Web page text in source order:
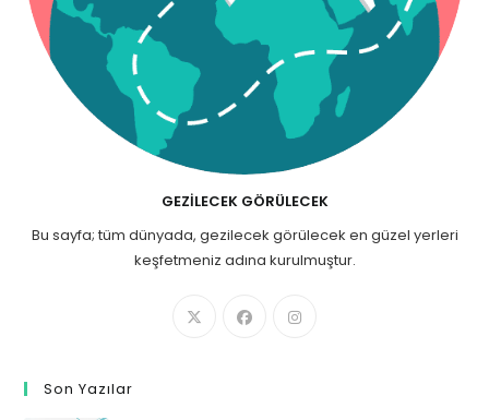
GEZILECEK GÖRÜLECEK
Bu sayfa; tüm dünyada, gezilecek görülecek en güzel yerleri
keşfetmeniz adına kurulmuştur.
Son Yazılar